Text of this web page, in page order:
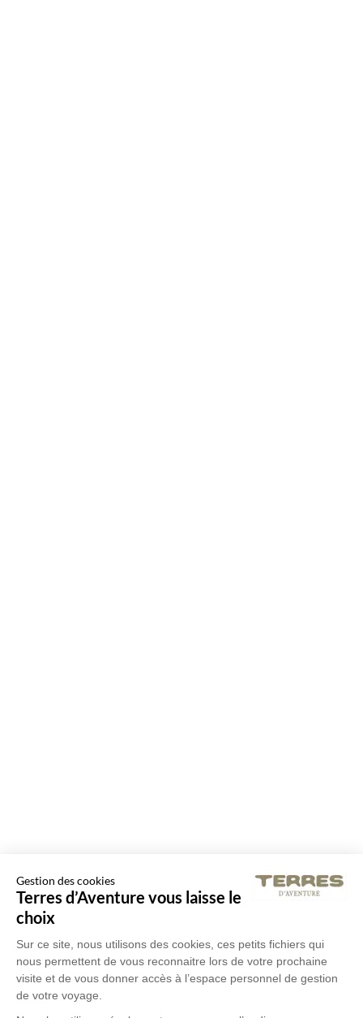
Gestion des cookies
Terres d’Aventure vous laisse le
choix
Sur ce site, nous utilisons des cookies, ces petits fichiers qui
nous permettent de vous reconnaitre lors de votre prochaine
visite et de vous donner accès à l’espace personnel de gestion
de votre voyage.